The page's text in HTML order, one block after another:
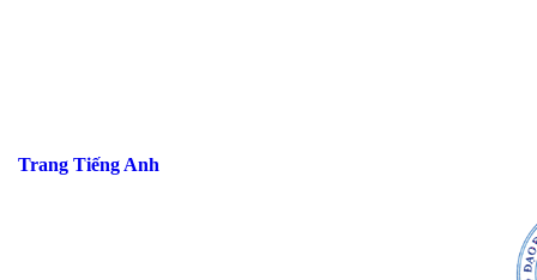
Trang Tiếng Anh